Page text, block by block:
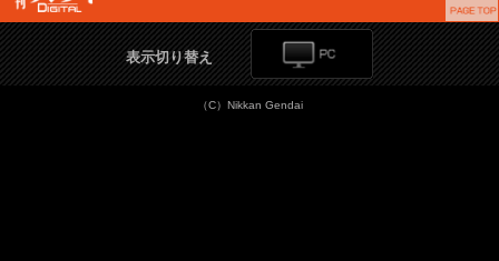
表示切り替え
（C）Nikkan Gendai